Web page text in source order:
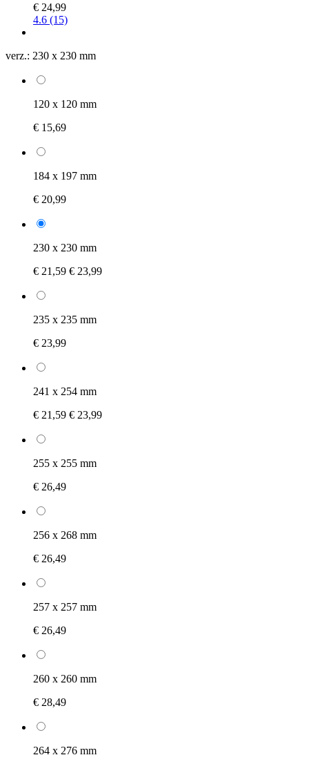
€ 24,99
4.6 (15)
verz.: 230 x 230 mm
120 x 120 mm
€ 15,69
184 x 197 mm
€ 20,99
230 x 230 mm
€ 21,59 € 23,99
235 x 235 mm
€ 23,99
241 x 254 mm
€ 21,59 € 23,99
255 x 255 mm
€ 26,49
256 x 268 mm
€ 26,49
257 x 257 mm
€ 26,49
260 x 260 mm
€ 28,49
264 x 276 mm